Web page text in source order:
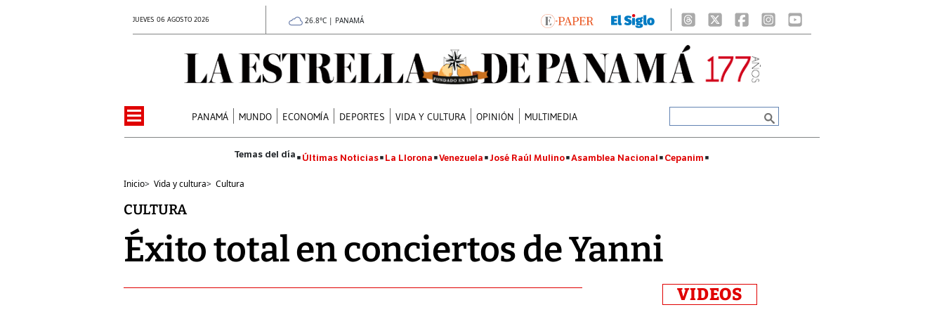
JUEVES 06 AGOSTO 2026 26.8°C | PANAMÁ
PANAMÁ MUNDO ECONOMÍA DEPORTES VIDA Y CULTURA OPINIÓN MULTIMEDIA
Últimas Noticias La Llorona Venezuela José Raúl Mulino Asamblea Nacional Cepanim
Inicio> Vida y cultura> Cultura
CULTURA
Éxito total en conciertos de Yanni
VIDEOS